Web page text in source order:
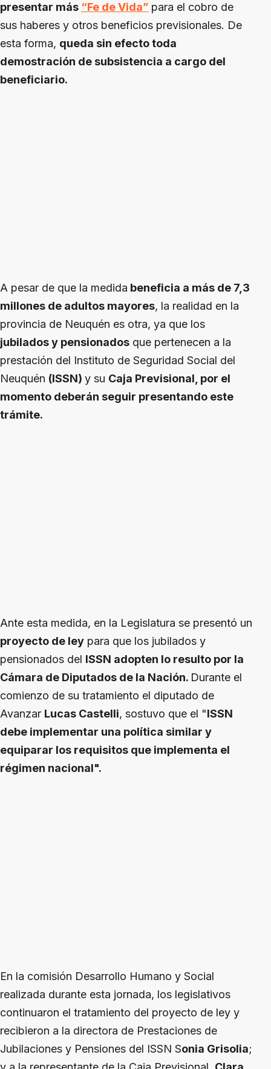
presentar más “Fe de Vida” para el cobro de
sus haberes y otros beneficios previsionales. De
esta forma, queda sin efecto toda
demostración de subsistencia a cargo del
beneficiario.
A pesar de que la medida beneficia a más de 7,3
millones de adultos mayores, la realidad en la
provincia de Neuquén es otra, ya que los
jubilados y pensionados que pertenecen a la
prestación del Instituto de Seguridad Social del
Neuquén (ISSN) y su Caja Previsional, por el
momento deberán seguir presentando este
trámite.
Ante esta medida, en la Legislatura se presentó un
proyecto de ley para que los jubilados y
pensionados del ISSN adopten lo resulto por la
Cámara de Diputados de la Nación. Durante el
comienzo de su tratamiento el diputado de
Avanzar Lucas Castelli, sostuvo que el "ISSN
debe implementar una política similar y
equiparar los requisitos que implementa el
régimen nacional".
En la comisión Desarrollo Humano y Social
realizada durante esta jornada, los legislativos
continuaron el tratamiento del proyecto de ley y
recibieron a la directora de Prestaciones de
Jubilaciones y Pensiones del ISSN Sonia Grisolia;